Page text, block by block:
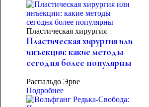
Пластическая хирургия
Пластическая хирургия или
инъекции: какие методы
сегодня более популярны
Распальдо Эрве
Подробнее